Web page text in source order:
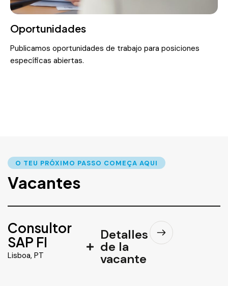
Oportunidades
Publicamos oportunidades de trabajo para posiciones
específicas abiertas.
O TEU PRÓXIMO PASSO COMEÇA AQUI
Vacantes
Consultor
SAP FI
Lisboa, PT
Detalles
de la
vacante